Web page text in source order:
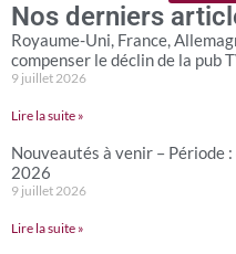
Nos derniers
Royaume-Uni, France,
compenser le déclin de la pub
9 juillet 2026
Lire la suite »
Nouveautés à venir – Période
2026
9 juillet 2026
Lire la suite »